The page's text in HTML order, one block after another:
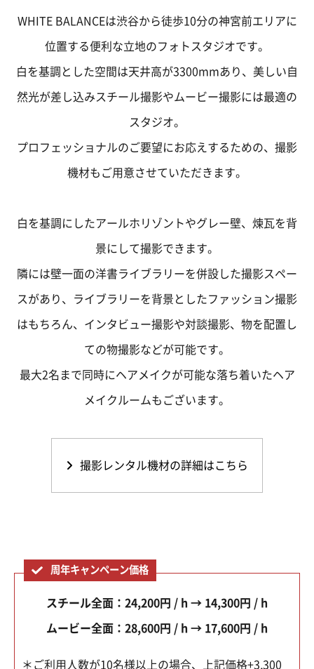
WHITE BALANCEは渋谷から徒歩10分の神宮前エリアに
位置する便利な立地のフォトスタジオです。
白を基調とした空間は天井高が3300mmあり、美しい自
然光が差し込みスチール撮影やムービー撮影には最適の
スタジオ。
プロフェッショナルのご要望にお応えするための、撮影
機材もご用意させていただきます。
白を基調にしたアールホリゾントやグレー壁、煉瓦を背
景にして撮影できます。
隣には壁一面の洋書ライブラリーを併設した撮影スペー
スがあり、ライブラリーを背景としたファッション撮影
はもちろん、インタビュー撮影や対談撮影、物を配置し
ての物撮影などが可能です。
最大2名まで同時にヘアメイクが可能な落ち着いたヘア
メイクルームもございます。
撮影レンタル機材の詳細はこちら
周年キャンペーン価格
スチール全面：24,200円 / h → 14,300円 / h
ムービー全面：28,600円 / h → 17,600円 / h
＊ご利用人数が10名様以上の場合、上記価格+3,300